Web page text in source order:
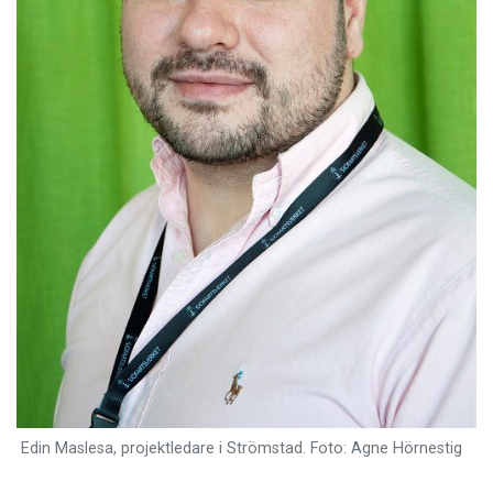
Edin Maslesa, projektledare i Strömstad. Foto: Agne Hörnestig